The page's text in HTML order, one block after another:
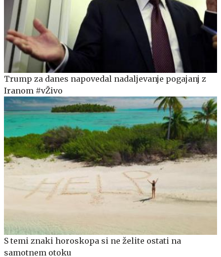
Trump za danes napovedal nadaljevanje pogajanj z
Iranom #vŽivo
S temi znaki horoskopa si ne želite ostati na
samotnem otoku